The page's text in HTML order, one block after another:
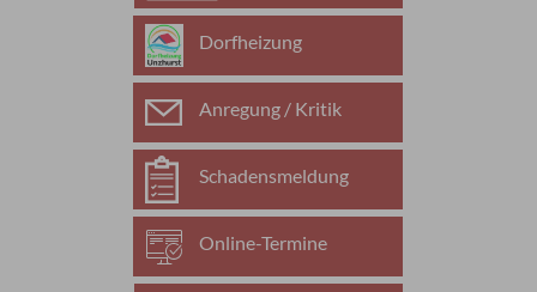
Dorfheizung
Anregung / Kritik
Schadensmeldung
Online-Termine